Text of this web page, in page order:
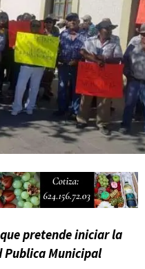
planteamientos de Antorcha
pretende iniciar la
Publica Municipal